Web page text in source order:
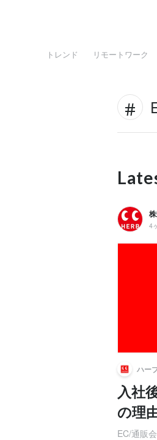
トレンド リモートワーク
4
ハー
入社
の理
EC/通販